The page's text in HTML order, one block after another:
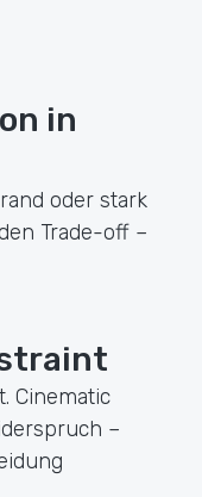
in
oder stark
Trade-off –
Cinematic
–